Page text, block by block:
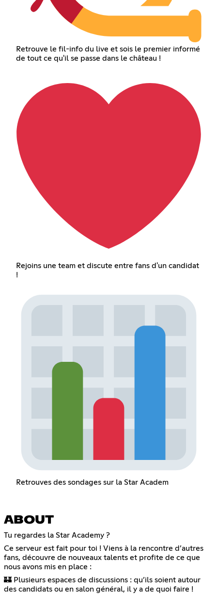
Retrouve le fil-info du live et sois le premier informé
de tout ce qu'il se passe dans le château !
Rejoins une team et discute entre fans d'un candidat
!
Retrouves des sondages sur la Star Academ
ABOUT
Tu regardes la Star Academy ?
Ce serveur est fait pour toi ! Viens à la rencontre d’autres
fans, découvre de nouveaux talents et profite de ce que
nous avons mis en place :
🏰 Plusieurs espaces de discussions : qu’ils soient autour
des candidats ou en salon général, il y a de quoi faire !